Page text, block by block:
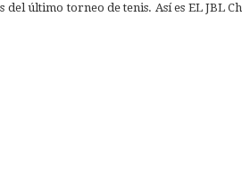
del último torneo de tenis. Así es EL JBL